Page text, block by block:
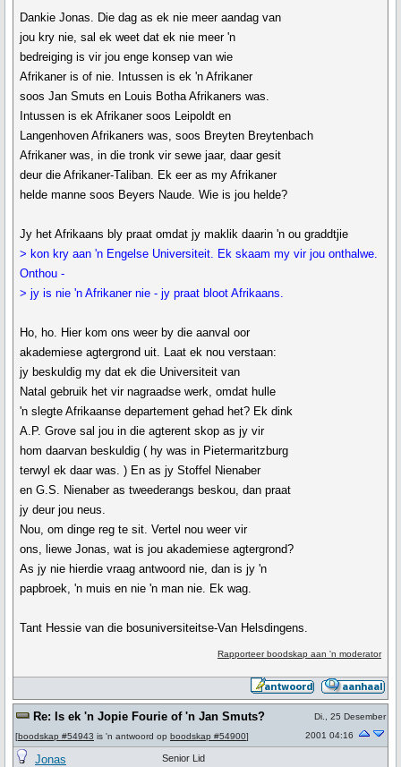
Dankie Jonas. Die dag as ek nie meer aandag van
jou kry nie, sal ek weet dat ek nie meer 'n
bedreiging is vir jou enge konsep van wie
Afrikaner is of nie. Intussen is ek 'n Afrikaner
soos Jan Smuts en Louis Botha Afrikaners was.
Intussen is ek Afrikaner soos Leipoldt en
Langenhoven Afrikaners was, soos Breyten Breytenbach
Afrikaner was, in die tronk vir sewe jaar, daar gesit
deur die Afrikaner-Taliban. Ek eer as my Afrikaner
helde manne soos Beyers Naude. Wie is jou helde?
Jy het Afrikaans bly praat omdat jy maklik daarin 'n ou graddtjie
> kon kry aan 'n Engelse Universiteit. Ek skaam my vir jou onthalwe.
Onthou -
> jy is nie 'n Afrikaner nie - jy praat bloot Afrikaans.
Ho, ho. Hier kom ons weer by die aanval oor
akademiese agtergrond uit. Laat ek nou verstaan:
jy beskuldig my dat ek die Universiteit van
Natal gebruik het vir nagraadse werk, omdat hulle
'n slegte Afrikaanse departement gehad het? Ek dink
A.P. Grove sal jou in die agterent skop as jy vir
hom daarvan beskuldig ( hy was in Pietermaritzburg
terwyl ek daar was. ) En as jy Stoffel Nienaber
en G.S. Nienaber as tweederangs beskou, dan praat
jy deur jou neus.
Nou, om dinge reg te sit. Vertel nou weer vir
ons, liewe Jonas, wat is jou akademiese agtergrond?
As jy nie hierdie vraag antwoord nie, dan is jy 'n
papbroek, 'n muis en nie 'n man nie. Ek wag.
Tant Hessie van die bosuniversiteitse-Van Helsdingens.
Rapporteer boodskap aan 'n moderator
Re: Is ek 'n Jopie Fourie of 'n Jan Smuts?
[boodskap #54943 is 'n antwoord op boodskap #54900]
Di., 25 Desember
2001 04:16
Jonas Senior Lid